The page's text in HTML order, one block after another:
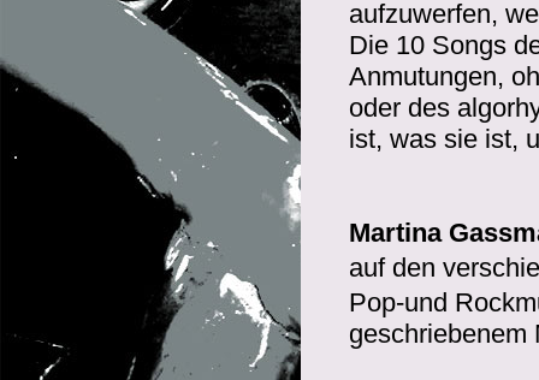
aufzuwerfen,
Die 10 Songs
Anmutungen,
oder des
ist, was sie ist,
Martina
auf den
Pop-und
geschriebenem